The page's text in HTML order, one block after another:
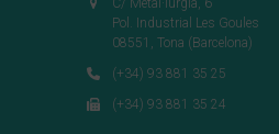
C/ Metal·lúrgia, 6
Pol. Industrial Les Goules
08551, Tona (Barcelona)
(+34) 93 881 35 25
(+34) 93 881 35 24